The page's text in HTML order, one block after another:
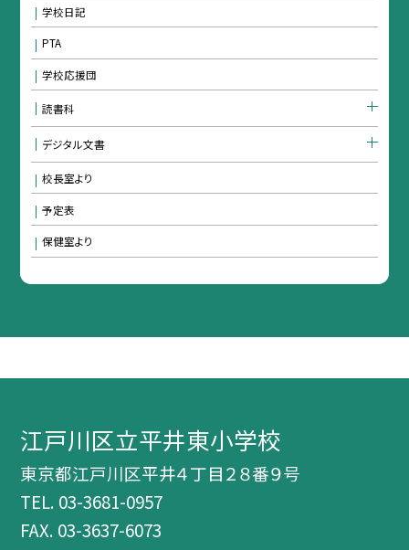
学校日記
PTA
学校応援団
読書科
デジタル文書
校長室より
予定表
保健室より
江戸川区立平井東小学校
東京都江戸川区平井４丁目２８番９号
TEL. 03-3681-0957
FAX. 03-3637-6073